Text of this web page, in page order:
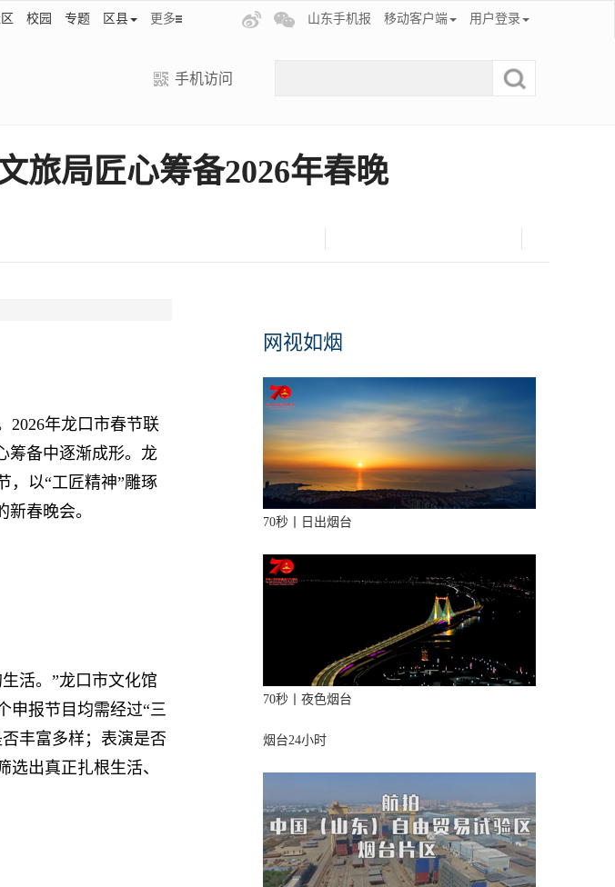
校园 专题 区县 更多 山东手机报 移动客户端 用户登录
手机访问
局匠心筹备2026年春晚
年龙口市春节联
筹备中逐渐成形。龙
，以“工匠精神”雕琢
春晚会。
活。”龙口市文化馆
申报节目均需经过“三
丰富多样；表演是否
出真正扎根生活、
网视如烟
70秒丨日出烟台
70秒丨夜色烟台
烟台24小时